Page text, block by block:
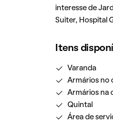
interesse de
Suiter, Hospital
Itens
Varanda
Armários no
Armários na
Quintal
Área de